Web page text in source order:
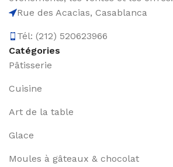
Rue des Acacias, Casablanca
Tél: (212) 520623966
Catégories
Pâtisserie
Cuisine
Art de la table
Glace
Moules à gâteaux & chocolat